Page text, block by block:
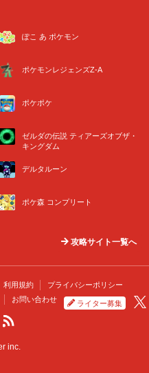
ぽこ あ ポケモン
ポケモンレジェンズZ-A
ポケポケ
ゼルダの伝説 ティアーズオブザ・
キングダム
デルタルーン
ポケ森 コンプリート
攻略サイト一覧へ
利用規約
プライバシーポリシー
お問い合わせ ライター募集
inc.